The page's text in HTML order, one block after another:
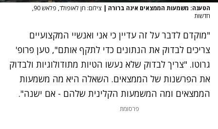
הטענה: משמעות הממצאים אינה ברורה |
צילום: חן לאופולד, פלאש 90,
חדשות
"מוקדם לדבר על זה עדיין כי אני ואנשיי המקצועיים
צריכים לבדוק את הנתונים כדי לתקף אותם", טען פרופ'
גרוטו. "צריך לבדוק שלא נעשו הטיות מתודולוגיות ולבדוק
את הפרשנות של הממצאים. השאלה היא מה משמעות
הממצאים ומה המשמעות הקלינית שלהם - אם ישנה".
פרסומת